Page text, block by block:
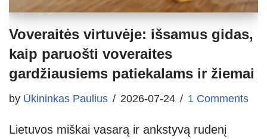
Voveraitės virtuvėje: išsamus gidas,
kaip paruošti voveraites
gardžiausiems patiekalams ir žiemai
by Ūkininkas Paulius 2026-07-24 1 Comments
Lietuvos miškai vasarą ir ankstyvą rudenį